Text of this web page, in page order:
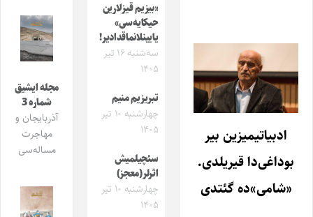
ادبیاتیمیزین بیر
بوداغی‌دا قیریلدی.
«شامی»ده گئتدی
«بیزیم قیزلارین
حیکایه‌سی»
یایینلانماقدادیر!
سه‌شنبه ۱۶ تیر
۱۴۰۵
تبریزیم منیم
چهارشنبه ۱۰ تیر
۱۴۰۵
سئچیلمیش
اثرلر(معجز)
چهارشنبه ۱۰ تیر
۱۴۰۵
مجله ایشیق
شماره 3
آذربایجان و
مهاجرت
مساله‌سی